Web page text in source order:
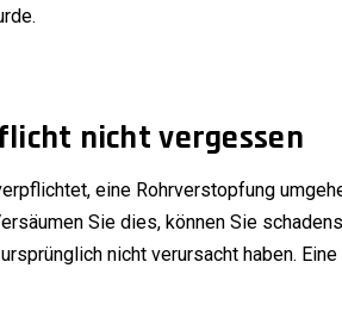
nicht vergessen
eine Rohrverstopfung
Sie dies, können Sie
nicht verursacht haben.